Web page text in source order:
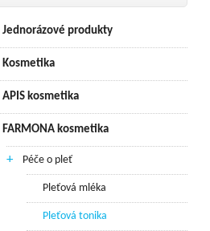
Jednorázové produkty
Kosmetika
APIS kosmetika
FARMONA kosmetika
+ Péče o pleť
Pleťová mléka
Pleťová tonika